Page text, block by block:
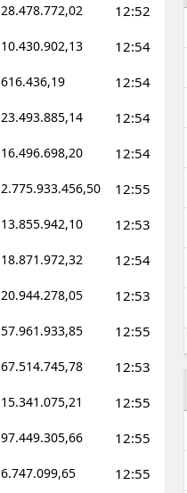
28.478.772,02 12:52
10.430.902,13 12:54
616.436,19 12:54
23.493.885,14 12:54
16.496.698,20 12:54
2.775.933.456,50 12:55
13.855.942,10 12:53
18.871.972,32 12:54
20.944.278,05 12:53
57.961.933,85 12:55
67.514.745,78 12:53
15.341.075,21 12:55
97.449.305,66 12:55
6.747.099,65 12:55